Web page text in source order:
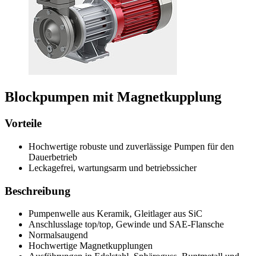
Blockpumpen mit Magnetkupplung
Vorteile
Hochwertige robuste und zuverlässige Pumpen für den
Dauerbetrieb
Leckagefrei, wartungsarm und betriebssicher
Beschreibung
Pumpenwelle aus Keramik, Gleitlager aus SiC
Anschlusslage top/top, Gewinde und SAE-Flansche
Normalsaugend
Hochwertige Magnetkupplungen